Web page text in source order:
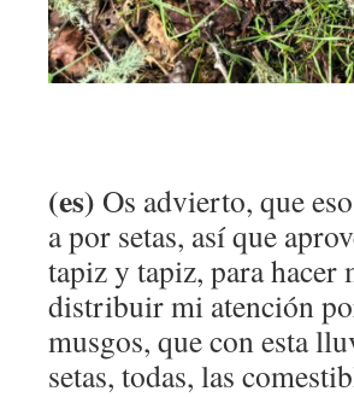
(es) Os advierto, que
a por setas, así que
tapiz y tapiz, para hacer
distribuir mi atención
musgos, que con esta
setas, todas, las